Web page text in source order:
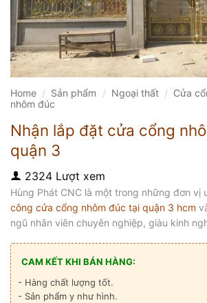
Home / Sản phẩm / Ngoại thất / Cửa
nhôm đúc
Nhận lắp đặt cửa cổng
quận 3
2324 Lượt xem
Hùng Phát CNC là một trong những đơn vị
công cửa cổng nhôm đúc tại quận 3 hcm
ngũ nhân viên chuyên nghiệp, giàu kinh
CAM KẾT KHI BÁN HÀNG:
- Hàng chất lượng tốt.
- Sản phẩm y như hình.